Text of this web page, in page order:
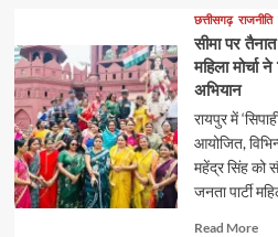
छत्तीसगढ़ राजनीति
सीमा पर
महिला मोर्चा
अभियान
रायपुर में
आयोजित,
महेंद्र सिंह को
जनता पार्टी
Read MoreRead